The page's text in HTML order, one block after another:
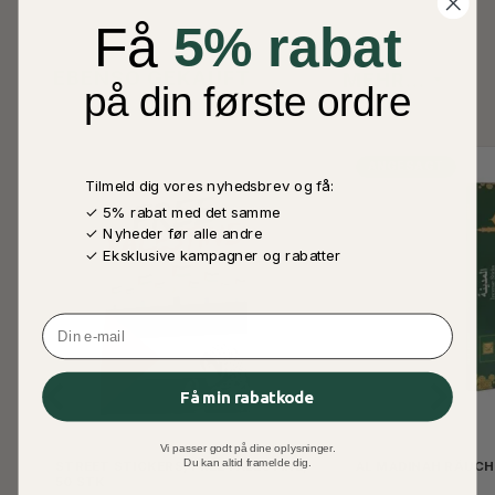
EBENSO GEKAUFT
STREET STICKERS, FREE PALESTINE,
AL MADINAH
Få 5% rabat
på din første ordre
Tilmeld dig vores nyhedsbrev og få:
✓ 5% rabat med det samme
✓ Nyheder før alle andre
✓ Eksklusive kampagner og rabatter
Email
Få min rabatkode
Vi passer godt på dine oplysninger.
Du kan altid framelde dig.